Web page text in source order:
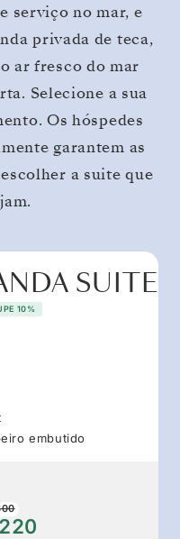
serviço no mar, e
privada de teca,
ar fresco do mar
Selecione a sua
Os hóspedes
garantem as
a suite que
SUITE
10%
embutido